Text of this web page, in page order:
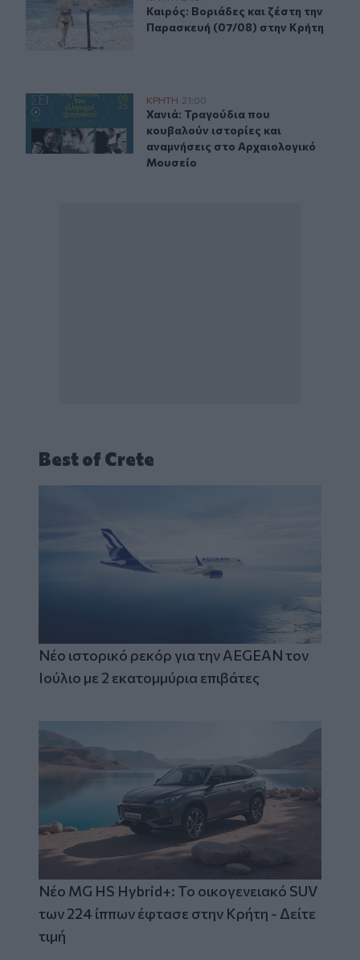
Καιρός: Βοριάδες και ζέστη την
Καιρός: Βοριάδες και ζέστη την
Παρασκευή (07/08) στην Κρήτη
Χανιά: Τραγούδια που κουβαλούν ιστορίες και
ΚΡΗΤΗ 21:00
Χανιά: Τραγούδια που κουβαλούν
Χανιά: Τραγούδια που
κουβαλούν ιστορίες και
αναμνήσεις στο Αρχαιολογικό
Μουσείο
Best of Crete
Νέο ιστορικό ρεκόρ για την AEGEAN τον
Ιούλιο με 2 εκατομμύρια επιβάτες
Νέο MG HS Hybrid+: Το οικογενειακό SUV
των 224 ίππων έφτασε στην Κρήτη - Δείτε
τιμή